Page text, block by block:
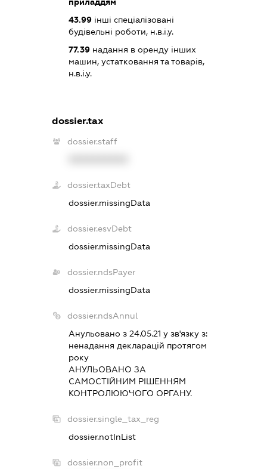
приладдям
43.99інші спеціалізовані
будівельні роботи, н.в.і.у.
77.39надання в оренду інших
машин, устатковання та товарів,
н.в.і.у.
dossier.tax
dossier.staff
dossier.taxDebt
dossier.missingData
dossier.esvDebt
dossier.missingData
dossier.ndsPayer
dossier.missingData
dossier.ndsAnnul
Анульовано з 24.05.21 у зв'язку з:
ненадання декларацiй протягом
року
АНУЛЬОВАНО ЗА
САМОСТIЙНИМ РIШЕННЯМ
КОНТРОЛЮЮЧОГО ОРГАНУ.
dossier.single_tax_reg
dossier.notInList
dossier.non_profit